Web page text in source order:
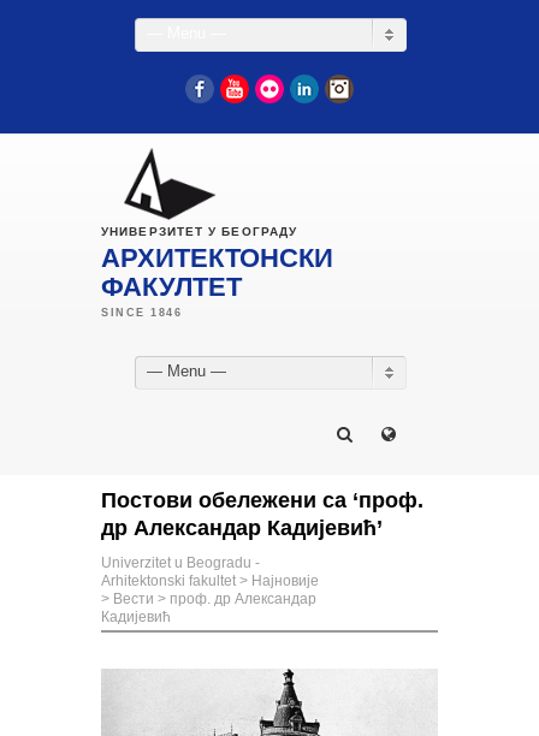
FacebookYouTube
Flickr LinkedIn
УНИВЕРЗИТЕТ У БЕОГРАДУ
АРХИТЕКТОНСКИ
ФАКУЛТЕТ
— Menu —
Постови обележени са ‘проф.
др Александар Кадијевић’
Univerzitet u Beogradu -
Arhitektonski fakultet > Најновије
> Вести > проф. др Александар
Кадијевић